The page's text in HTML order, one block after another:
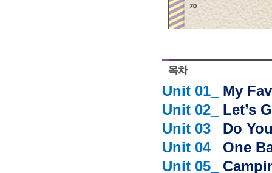
Unit 01_
My
Unit 02_
Let’s
Unit 03_
Do
Unit 04_
One
Unit 05_